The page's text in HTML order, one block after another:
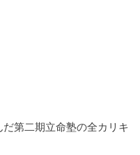
第二期立命塾の全カリキ